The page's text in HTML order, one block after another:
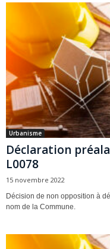
Urbanisme
Déclaration
L0078
15 novembre 2022
Décision de non opposition à
nom de la Commune.